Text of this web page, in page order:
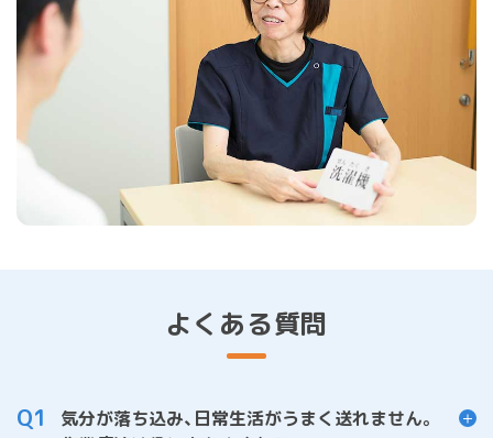
よくある質問
Q1
気分が落ち込み、日常生活がうまく送れません。